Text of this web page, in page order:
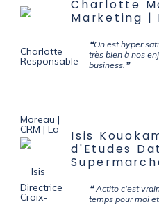
Charlotte
Marketing |
❝On est hyper
très bien à nos
business.❞
Isis
d'Etudes
❝ Actito c'est
temps pour moi